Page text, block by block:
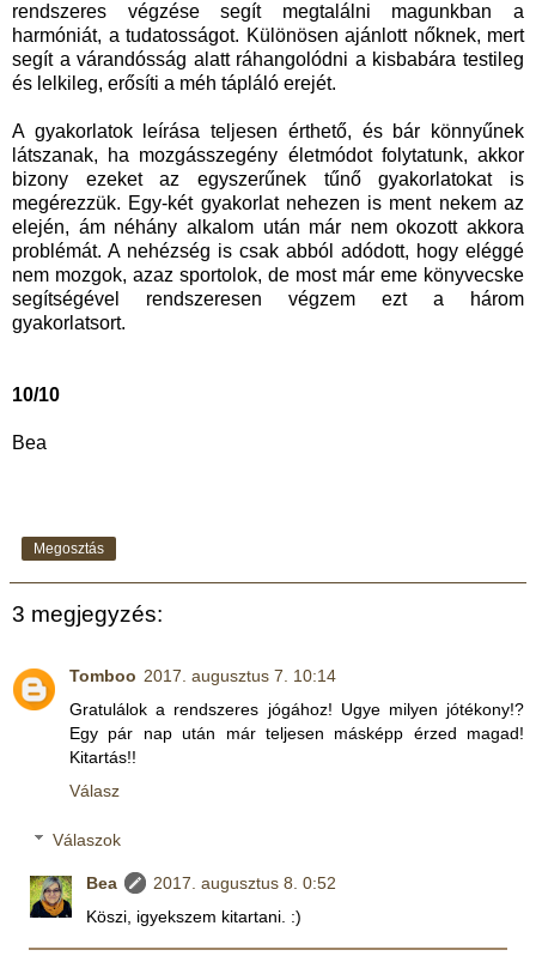
rendszeres végzése segít megtalálni magunkban a
harmóniát, a tudatosságot. Különösen ajánlott nőknek, mert
segít a várandósság alatt ráhangolódni a kisbabára testileg
és lelkileg, erősíti a méh tápláló erejét.
A gyakorlatok leírása teljesen érthető, és bár könnyűnek
látszanak, ha mozgásszegény életmódot folytatunk, akkor
bizony ezeket az egyszerűnek tűnő gyakorlatokat is
megérezzük. Egy-két gyakorlat nehezen is ment nekem az
elején, ám néhány alkalom után már nem okozott akkora
problémát. A nehézség is csak abból adódott, hogy eléggé
nem mozgok, azaz sportolok, de most már eme könyvecske
segítségével rendszeresen végzem ezt a három
gyakorlatsort.
10/10
Bea
Megosztás
3 megjegyzés:
Tomboo 2017. augusztus 7. 10:14
Gratulálok a rendszeres jógához! Ugye milyen jótékony!?
Egy pár nap után már teljesen másképp érzed magad!
Kitartás!!
Válasz
Válaszok
Bea
2017. augusztus 8. 0:52
Köszi, igyekszem kitartani. :)